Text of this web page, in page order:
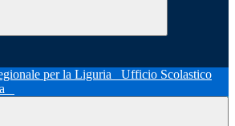
Ufficio Scolastico